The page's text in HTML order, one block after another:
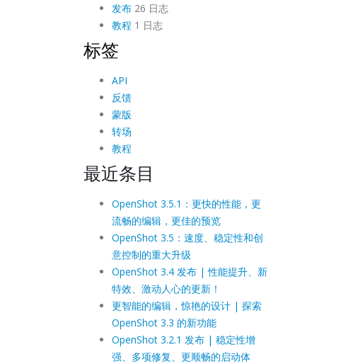
发布26 日志
教程 1 日志
标签
API
反馈
蒙版
转场
教程
最近条目
OpenShot 3.5.1：更快的性能，更
流畅的编辑，更佳的预览
OpenShot 3.5：速度、稳定性和创
意控制的重大升级
OpenShot 3.4 发布 | 性能提升、新
特效、激动人心的更新！
更智能的编辑，惊艳的设计 | 探索
OpenShot 3.3 的新功能
OpenShot 3.2.1 发布 | 稳定性增
强、多项修复、更顺畅的启动体